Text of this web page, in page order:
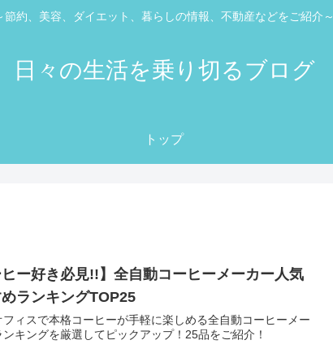
節約、美容、ダイエット、暮らしの情報、不動産などをご紹介～
日々の生活を乗り切るブログ
トップ
ヒー好き必見!!】全自動コーヒーメーカー人気
ランキングTOP25
フィスで本格コーヒーが手軽に楽しめる全自動コーヒーメー
ンキングを厳選してピックアップ！25品をご紹介！